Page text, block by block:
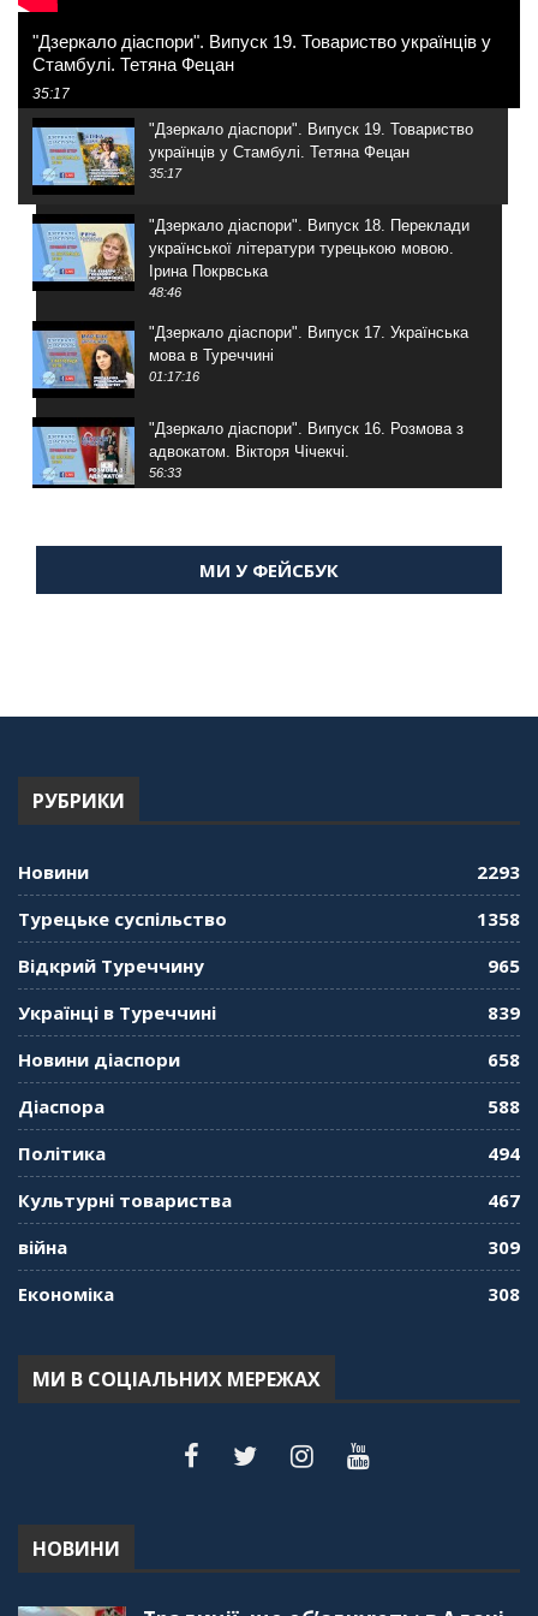
"Дзеркало діаспори". Випуск 19. Товариство українців у
Стамбулі. Тетяна Фецан
35:17
"Дзеркало діаспори". Випуск 19. Товариство
українців у Стамбулі. Тетяна Фецан
35:17
"Дзеркало діаспори". Випуск 18. Переклади
української літератури турецькою мовою.
Ірина Покрвська
48:46
"Дзеркало діаспори". Випуск 17. Українська
мова в Туреччині
01:17:16
"Дзеркало діаспори". Випуск 16. Розмова з
адвокатом. Вікторя Чічекчі.
56:33
Мухарський про життя в Туреччині
"Дзеркало діаспори". Випуск 13. МУШ в
"Дзеркало діаспори". Випуск 11. Олександр
"Дзеркало діаспори". Випуск 10. Тонкощі та
кримськотатарського прапора. Феріде Шахін
"Дзеркало діаспори". Випуск 8. Розмова з
Послом
"Дзеркало діаспори". Випуск 6. Можливості
МИ У ФЕЙСБУК
РУБРИКИ
Новини
2293
Турецьке суспільство
1358
Відкрий Туреччину
965
Українці в Туреччині
839
Новини діаспори
658
Діаспора
588
Політика
494
Культурні товариства
467
війна
309
Економіка
308
МИ В СОЦІАЛЬНИХ МЕРЕЖАХ
НОВИНИ